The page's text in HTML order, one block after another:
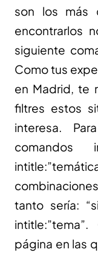
son los más
encontrarlos
siguiente
Como tus
en Madrid, te
filtres estos
interesa.
comandos
tanto sería:
página en las